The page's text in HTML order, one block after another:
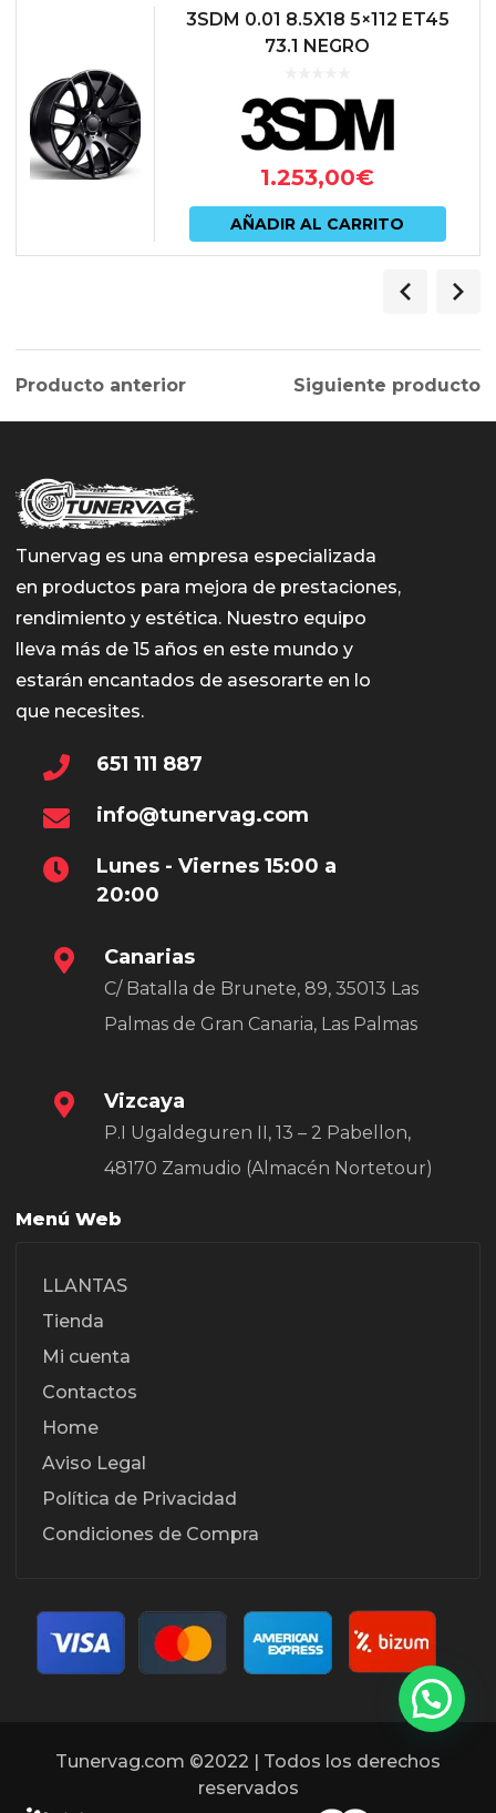
3SDM 0.01 8.5X18 5×112 ET45
73.1 NEGRO
1.253,00€
AÑADIR AL CARRITO
Producto anterior Siguiente producto
Tunervag es una empresa especializada
en productos para mejora de prestaciones,
rendimiento y estética. Nuestro equipo
lleva más de 15 años en este mundo y
estarán encantados de asesorarte en lo
que necesites.
651 111 887
info@tunervag.com
Lunes - Viernes 15:00 a
20:00
Canarias
C/ Batalla de Brunete, 89, 35013 Las
Palmas de Gran Canaria, Las Palmas
Vizcaya
P.I Ugaldeguren II, 13 – 2 Pabellon,
48170 Zamudio (Almacén Nortetour)
Menú Web
LLANTAS
Tienda
Mi cuenta
Contactos
Home
Aviso Legal
Política de Privacidad
Condiciones de Compra
Tunervag.com ©2022 | Todos los derechos
reservados